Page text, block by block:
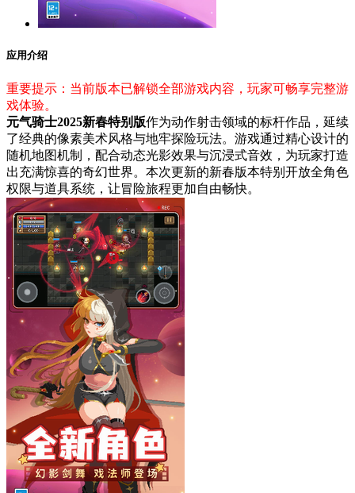
应用介绍
重要提示：当前版本已解锁全部游戏内容，玩家可畅享完整游
戏体验。
元气骑士2025新春特别版作为动作射击领域的标杆作品，延续
了经典的像素美术风格与地牢探险玩法。游戏通过精心设计的
随机地图机制，配合动态光影效果与沉浸式音效，为玩家打造
出充满惊喜的奇幻世界。本次更新的新春版本特别开放全角色
权限与道具系统，让冒险旅程更加自由畅快。